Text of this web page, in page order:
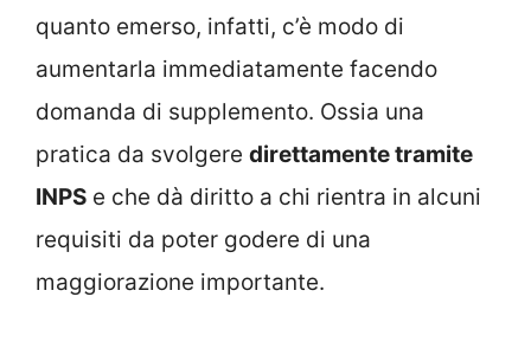
quanto emerso, infatti, c’è modo di
aumentarla immediatamente facendo
domanda di supplemento. Ossia una
pratica da svolgere direttamente tramite
INPS e che dà diritto a chi rientra in alcuni
requisiti da poter godere di una
maggiorazione importante.